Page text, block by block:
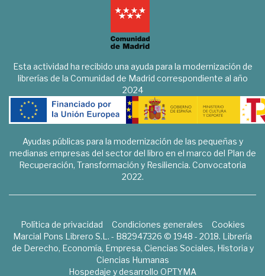
Esta actividad ha recibido una ayuda para la modernización de
librerías de la Comunidad de Madrid correspondiente al año
2024
Ayudas públicas para la modernización de las pequeñas y
medianas empresas del sector del libro en el marco del Plan de
Recuperación, Transformación y Resiliencia. Convocatoria
2022.
Política de privacidad Condiciones generales
Cookies
Marcial Pons Librero S.L. - B82947326 © 1948 - 2018. Librería
de Derecho, Economía, Empresa, Ciencias Sociales, Historia y
Ciencias Humanas
Hospedaje y desarrollo OPTYMA